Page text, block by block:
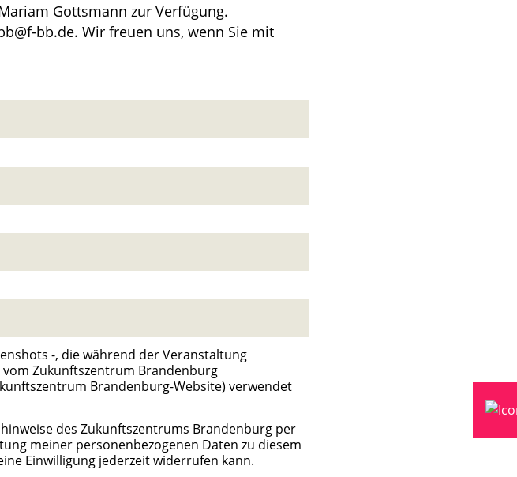
Gottsmann zur Verfügung.
bb.de. Wir freuen uns, wenn Sie mit
-, die während der Veranstaltung
Zukunftszentrum Brandenburg
Brandenburg-Website) verwendet
des Zukunftszentrums Brandenburg per
meiner personenbezogenen Daten zu diesem
Einwilligung jederzeit widerrufen kann.